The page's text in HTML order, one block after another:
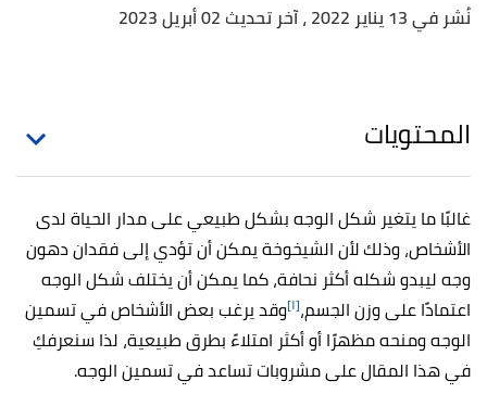
نُشر في 13 يناير 2022
، آخر تحديث 02 أبريل 2023
المحتويات
غالبًا ما يتغير شكل الوجه بشكل طبيعي على مدار الحياة لدى
الأشخاص، وذلك لأن الشيخوخة يمكن أن تؤدي إلى فقدان دهون
وجه ليبدو شكله أكثر نحافة، كما يمكن أن يختلف شكل الوجه
اعتمادًا على وزن الجسم،[١] وقد يرغب بعض الأشخاص في تسمين
الوجه ومنحه مظهرًا أو أكثر امتلاءً بطرق طبيعية، لذا سنعرفكِ
في هذا المقال على مشروبات تساعد في تسمين الوجه.